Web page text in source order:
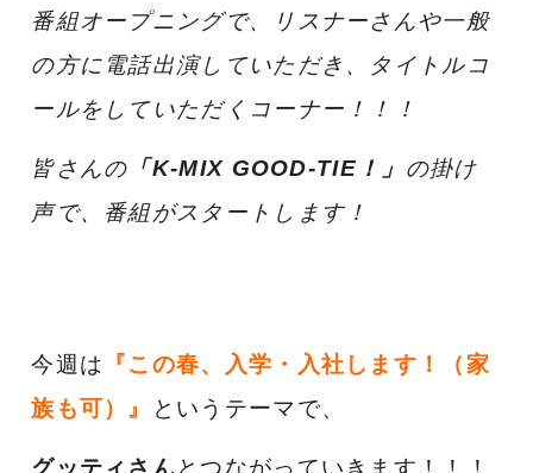
番組オープニングで、リスナーさんや一般
の方に電話出演していただき、タイトルコ
ールをしていただくコーナー！！！
皆さんの 「K-MIX GOOD-TIE！」 の掛け
声で、番組がスタートします！
今週は
『この春、入学・入社します！（家
族も可）』
というテーマで、
グッティさんとつながっていきます！！！